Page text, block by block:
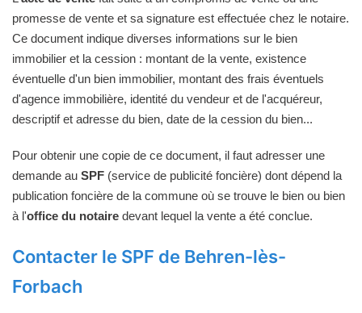
promesse de vente et sa signature est effectuée chez le notaire.
Ce document indique diverses informations sur le bien
immobilier et la cession : montant de la vente, existence
éventuelle d'un bien immobilier, montant des frais éventuels
d'agence immobilière, identité du vendeur et de l'acquéreur,
descriptif et adresse du bien, date de la cession du bien...
Pour obtenir une copie de ce document, il faut adresser une
demande au SPF (service de publicité foncière) dont dépend la
publication foncière de la commune où se trouve le bien ou bien
à l'office du notaire devant lequel la vente a été conclue.
Contacter le SPF de Behren-lès-
Forbach